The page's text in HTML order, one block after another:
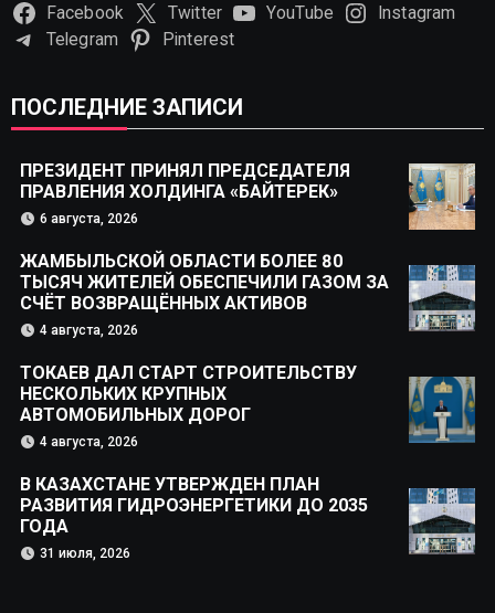
Facebook Twitter YouTube
Instagram
Telegram
Pinterest
ПОСЛЕДНИЕ ЗАПИСИ
ПРЕЗИДЕНТ ПРИНЯЛ ПРЕДСЕДАТЕЛЯ
ПРАВЛЕНИЯ ХОЛДИНГА «БАЙТЕРЕК»
6 августа, 2026
ЖАМБЫЛЬСКОЙ ОБЛАСТИ БОЛЕЕ 80
ТЫСЯЧ ЖИТЕЛЕЙ ОБЕСПЕЧИЛИ ГАЗОМ ЗА
СЧЁТ ВОЗВРАЩЁННЫХ АКТИВОВ
4 августа, 2026
ТОКАЕВ ДАЛ СТАРТ СТРОИТЕЛЬСТВУ
НЕСКОЛЬКИХ КРУПНЫХ
АВТОМОБИЛЬНЫХ ДОРОГ
4 августа, 2026
В КАЗАХСТАНЕ УТВЕРЖДЕН ПЛАН
РАЗВИТИЯ ГИДРОЭНЕРГЕТИКИ ДО 2035
ГОДА
31 июля, 2026